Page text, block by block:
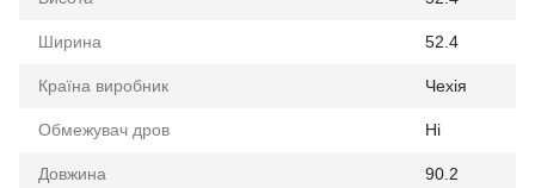
Ширина 52.4
Країна виробник Чехія
Обмежувач дров Ні
Довжина 90.2